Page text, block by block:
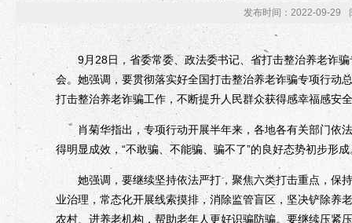
发布时间：2022-09-29
9月28日，省委常委、政法委书记、省打击整治养老诈骗
会。她强调，要贯彻落实好全国打击整治养老诈骗专项行动
打击整治养老诈骗工作，不断提升人民群众获得感幸福感安
肖菊华指出，专项行动开展半年来，各地各有关部门依
得明显成效，“不敢骗、不能骗、骗不了”的良好态势初步形成
她强调，要继续坚持依法严打，聚焦六类打击重点，保
业治理，常态化开展线索摸排，消除监管盲区，坚决铲除养
农村、进养老机构，帮助老年人更好识骗防骗。要继续压紧